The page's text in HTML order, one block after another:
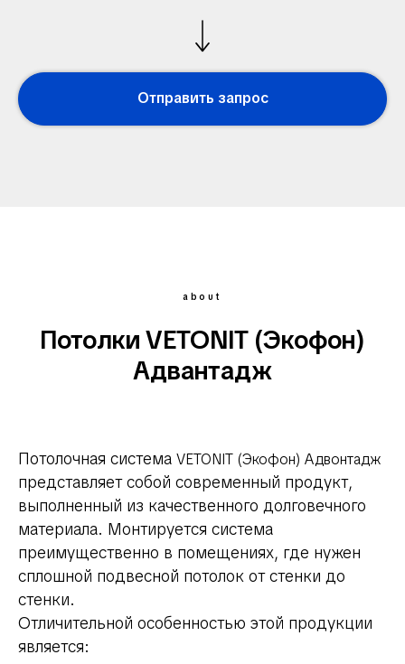
Отправить запрос
about
Потолки VETONIT (Экофон)
Адвантадж
Потолочная система VETONIT (Экофон) Адвонтадж
представляет собой современный продукт,
выполненный из качественного долговечного
материала. Монтируется система
преимущественно в помещениях, где нужен
сплошной подвесной потолок от стенки до
стенки.
Отличительной особенностью этой продукции
является: